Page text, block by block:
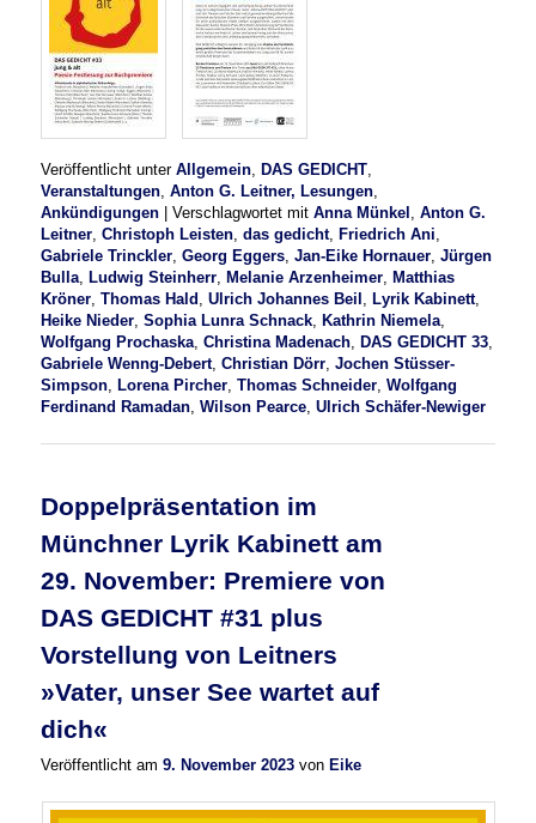
Veröffentlicht unter Allgemein ,DAS GEDICHT
Veranstaltungen ,Anton G. Leitner, Lesungen
Ankündigungen |Verschlagwortet mit Anna Münkel ,Anton G.
Leitner ,Christoph Leisten ,das gedicht,Friedrich Ani
Gabriele Trinckler ,Georg Eggers ,Jan-Eike Hornauer ,Jürgen
Bulla ,Ludwig Steinherr ,Melanie Arzenheimer ,Matthias
Kröner ,Thomas Hald ,Ulrich Johannes Beil ,Lyrik Kabinett,
Heike Nieder ,Sophia Lunra Schnack ,Kathrin Niemela
Wolfgang Prochaska ,Christina Madenach ,DAS GEDICHT 33
Gabriele Wenng-Debert,Christian Dörr ,Jochen Stüsser-
Simpson ,Lorena Pircher ,Thomas Schneider ,Wolfgang
Ferdinand Ramadan ,Wilson Pearce ,Ulrich Schäfer-Newiger
Doppelpräsentation im
Münchner Lyrik Kabinett am
29. November: Premiere von
DAS GEDICHT #31 plus
Vorstellung von Leitners
»Vater, unser See wartet auf
dich«
Veröffentlicht am9. November 2023 von Eike